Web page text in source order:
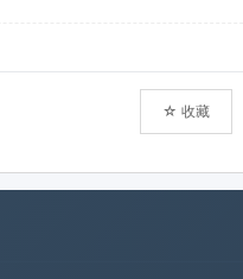
☆ 收藏